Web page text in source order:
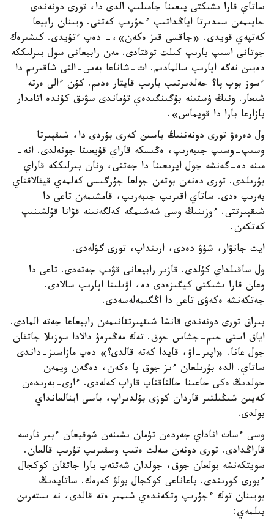
ساتاي قارا ىشىكتى يىعىنا جامىلىپ الدى دا، تورى دونەندى
جايىمەن سىدىرتا اياڭداتىپ ءجۇرىپ كەتتى. ويىنان رابيعا
كەتپەي قويدى. «جاقسى قىز ەكەن»،- دەپ ءتۇيدى. كىشىرەك
جوتانى اسىپ بارىپ كىلت توقتادى. مەن رابيعانى سول بىرلىككە
دەيىن نەگە اپارىپ سالمادىم. ات-شاناعا بەس-التى شاقىرىم دا
ءسوز بوپ پا؟ جەلدىرتىپ بارىپ قايتار ەدىم. كۇن ءالى ەرتە
شىعار. ونىڭ ۇستىنە بۇگىنگىدەي تۇماندى سۋىق كۇندە اتامدار
بازارعا بارا دا قويماس».
ول دەرەۋ تورى دونەننىڭ باسىن كەرى بۇردى دا، شىقپىرتا
وسىپ-وسىپ جىبەرىپ، ەڭىسكە قاراي قۇيعىتا جونەلدى. انە-
مىنە دە-گەنشە جول ايرىعىنا دا جەتتى، ونان بىرلىككە قاراي
بۇرىلدى. تورى دەنەن بوتەن جولعا جۇرگىسى كەلمەي قيقالاقتاي
بەرىپ ەدى. ساتاي اقىرىپ جىبەرىپ، قامشىمەن تاعى دا
شىقپىرتتى. ءوزىنىڭ وسى شەشىمگە كەلگەنىنە قۋانا قۇلشىنىپ
كەتكەن.
ايت جانۋار، شۇۋ دەدى، ارىنداپ، تورى گۋلەدى.
ول ساقىلداي كۇلدى. قازىر رابيعانى قۋىپ جەتەدى. تاعى دا
وعان قارا ىشىكتى كيگىزەدى دە، اۋىلىنا اپارىپ سالادى.
جەتكەنشە ەكەۋى تاعى دا اڭگىمەلەسەدى.
بىراق تورى دونەندى قانشا شىقپىرتقانىمەن رابيعاعا جەتە المادى.
اياق استى جىم-جشاس جوق. تەك مەڭىرەۋ دالادا سوزىلا جاتقان
جول عانا. «اپىر-اۋ، قايدا كەتە قالدى؟» دەپ مازاسىز-داندى
ساتاي. الدە بۇرىلعان ءىز جوق پا ەكەن، دەگەن ويمەن
جولدىڭ ەكى جاعىنا جالتاقتاپ قاراپ كەلەدى. ءارى-بەرىدەن
كەيىن شىڭىلتىر قاردان كوزى بۇلدىراپ، باسى اينالعانداي
بولدى.
وسى ءسات اناداي جەردەن تۇمان ىشىنەن شوقيعان ءبىر نارسە
قاراڭدادى. تورى دونەن سەلت ەتىپ وسقىرىپ تۇرىپ قالعان.
سويتكەنشە بولعان جوق، جولدان شەتتەپ بارا جاتقان كوكجال
ءبورى كورىندى. باعاناعى كوكجال بولۋ كەرەك. ساتايدىڭ
بويىنان توك ءجۇرىپ وتكەندەي شىمىر ەتە قالدى، نە ىستەرىن
بىلمەي: